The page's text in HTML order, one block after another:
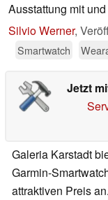
Ausstattung mit
Silvio Werner,
Smartwatch
Jetzt
Galeria Karstadt
Garmin-
attraktiven Preis